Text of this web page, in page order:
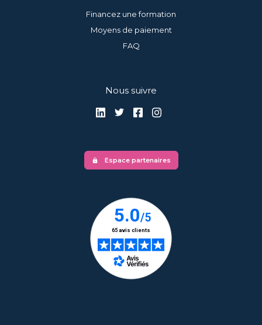
Financez une formation
Moyens de paiement
FAQ
Nous suivre
lock Espace partenaires